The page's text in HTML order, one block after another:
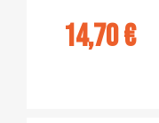
14,70 €